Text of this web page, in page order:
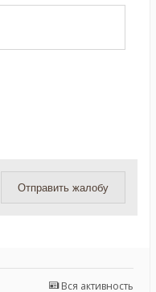
Отправить жалобу
Вся активность